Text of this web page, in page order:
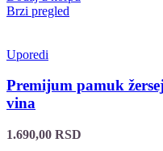
Brzi pregled
Uporedi
Premijum pamuk
vina
1.690,00 RSD